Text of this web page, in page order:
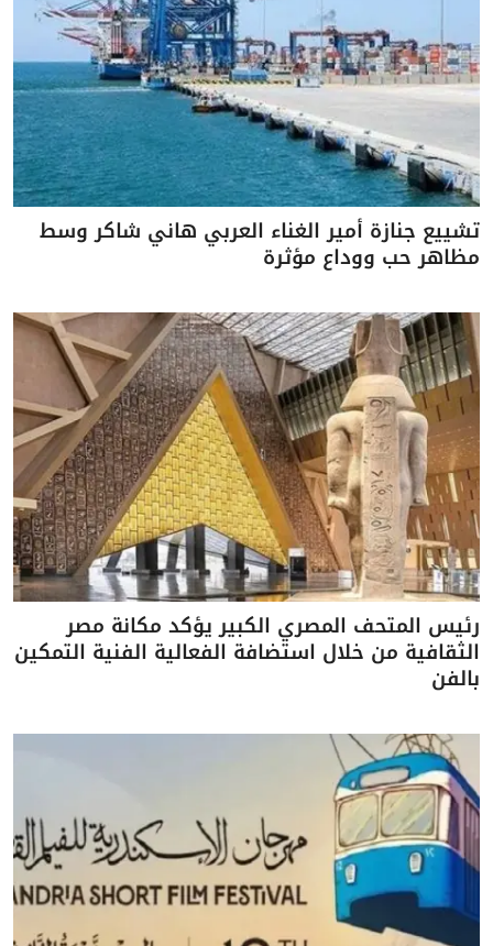
تشييع جنازة أمير الغناء العربي هاني شاكر وسط
مظاهر حب ووداع مؤثرة
رئيس المتحف المصري الكبير يؤكد مكانة مصر
الثقافية من خلال استضافة الفعالية الفنية التمكين
بالفن